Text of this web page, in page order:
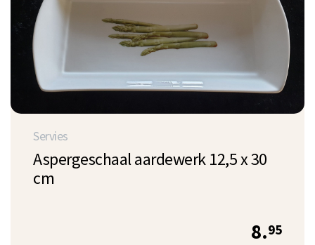
Servies
Aspergeschaal aardewerk 12,5 x 30
cm
8.95